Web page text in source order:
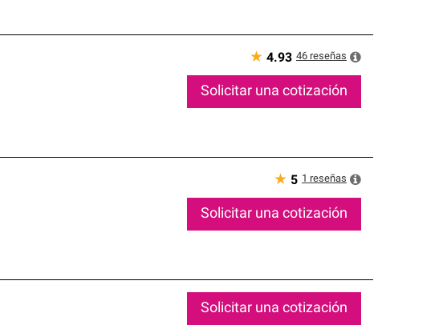
★ 4.93 46 reseñas
Solicitar una cotización
★ 5 1 reseñas
Solicitar una cotización
Solicitar una cotización